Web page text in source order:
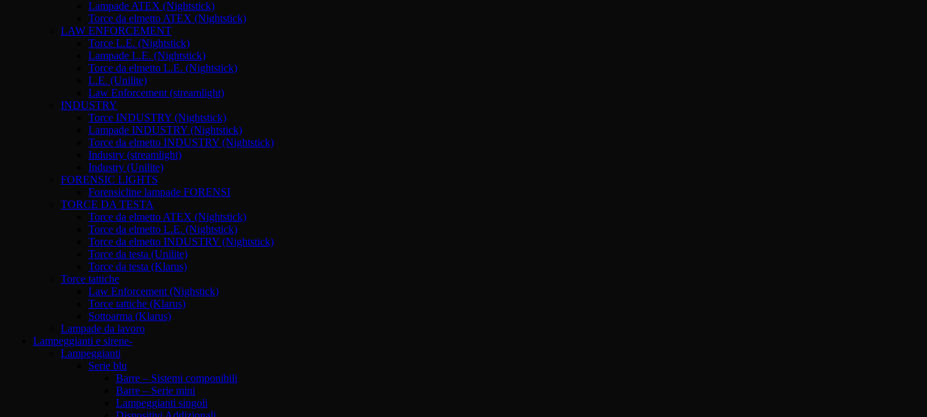
Lampade ATEX (Nightstick)
Torce da elmetto ATEX (Nightstick)
LAW ENFORCEMENT
Torce L.E. (Nightstick)
Lampade L.E. (Nightstick)
Torce da elmetto L.E. (Nightstick)
L.E. (Unilite)
Law Enforcement (streamlight)
INDUSTRY
Torce INDUSTRY (Nightstick)
Lampade INDUSTRY (Nightstick)
Torce da elmetto INDUSTRY (Nightstick)
Industry (streamlight)
Industry (Unilite)
FORENSIC LIGHTS
Forensicline lampade FORENSI
TORCE DA TESTA
Torce da elmetto ATEX (Nightstick)
Torce da elmetto L.E. (Nightstick)
Torce da elmetto INDUSTRY (Nightstick)
Torce da testa (Unilite)
Torce da testa (Klarus)
Torce tattiche
Law Enforcement (Nighstick)
Torce tattiche (Klarus)
Sottoarma (Klarus)
Lampade da lavoro
Lampeggianti e sirene-
Lampeggianti
Serie blu
Barre – Sistemi componibili
Barre – Serie mini
Lampeggianti singoli